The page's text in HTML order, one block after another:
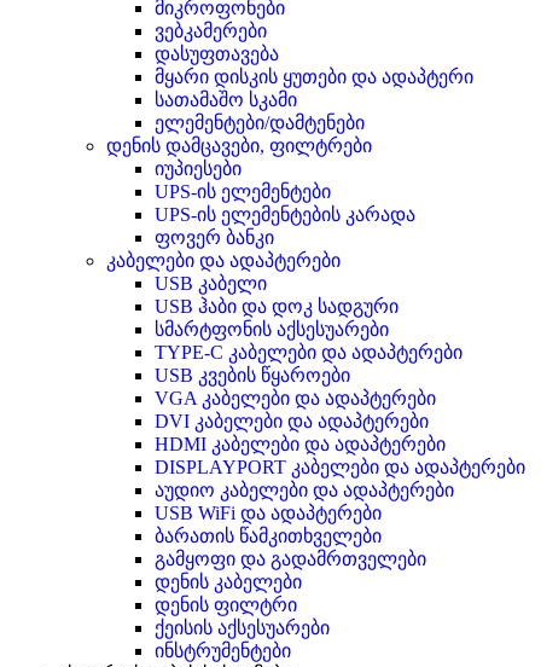
მიკროფონები
ვებკამერები
დასუფთავება
მყარი დისკის ყუთები და ადაპტერი
სათამაშო სკამი
ელემენტები/დამტენები
დენის დამცავები, ფილტრები
იუპიესები
UPS-ის ელემენტები
UPS-ის ელემენტების კარადა
ფოვერ ბანკი
კაბელები და ადაპტერები
USB კაბელი
USB ჰაბი და დოკ სადგური
სმარტფონის აქსესუარები
TYPE-C კაბელები და ადაპტერები
USB კვების წყაროები
VGA კაბელები და ადაპტერები
DVI კაბელები და ადაპტერები
HDMI კაბელები და ადაპტერები
DISPLAYPORT კაბელები და ადაპტერები
აუდიო კაბელები და ადაპტერები
USB WiFi და ადაპტერები
ბარათის წამკითხველები
გამყოფი და გადამრთველები
დენის კაბელები
დენის ფილტრი
ქეისის აქსესუარები
ინსტრუმენტები